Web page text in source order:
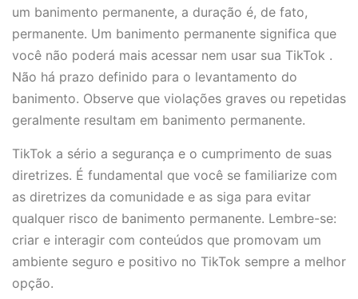
um banimento permanente, a duração é, de fato,
permanente. Um banimento permanente significa que
você não poderá mais acessar nem usar sua TikTok .
Não há prazo definido para o levantamento do
banimento. Observe que violações graves ou repetidas
geralmente resultam em banimento permanente.
TikTok a sério a segurança e o cumprimento de suas
diretrizes. É fundamental que você se familiarize com
as diretrizes da comunidade e as siga para evitar
qualquer risco de banimento permanente. Lembre-se:
criar e interagir com conteúdos que promovam um
ambiente seguro e positivo no TikTok sempre a melhor
opção.